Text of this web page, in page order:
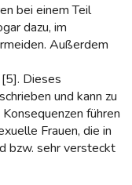
bei einem Teil
dazu, im
Außerdem
Dieses
und kann zu
führen
Frauen, die in
bzw. sehr versteckt